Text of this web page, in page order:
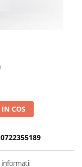
COS
0722355189